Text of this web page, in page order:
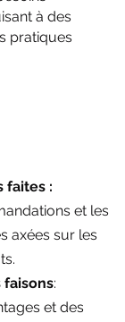
à des
pratiques
faites :
et les
axées sur les
faisons:
et des